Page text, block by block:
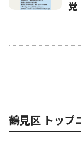
党
鶴見区 トップ